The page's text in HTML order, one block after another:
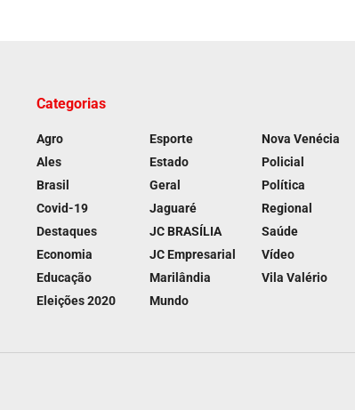
Categorias
Agro
Ales
Brasil
Covid-19
Destaques
Economia
Educação
Eleições 2020
Esporte
Estado
Geral
Jaguaré
JC BRASÍLIA
JC Empresarial
Marilândia
Mundo
Nova Venécia
Policial
Política
Regional
Saúde
Vídeo
Vila Valério